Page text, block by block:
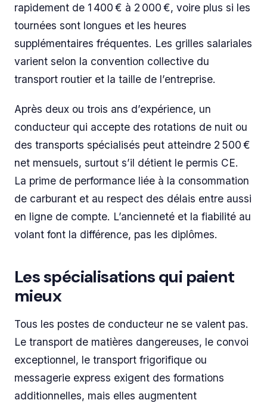
rapidement de 1 400 € à 2 000 €, voire plus si les
tournées sont longues et les heures
supplémentaires fréquentes. Les grilles salariales
varient selon la convention collective du
transport routier et la taille de l’entreprise.
Après deux ou trois ans d’expérience, un
conducteur qui accepte des rotations de nuit ou
des transports spécialisés peut atteindre 2 500 €
net mensuels, surtout s’il détient le permis CE.
La prime de performance liée à la consommation
de carburant et au respect des délais entre aussi
en ligne de compte. L’ancienneté et la fiabilité au
volant font la différence, pas les diplômes.
Les spécialisations qui paient
mieux
Tous les postes de conducteur ne se valent pas.
Le transport de matières dangereuses, le convoi
exceptionnel, le transport frigorifique ou
messagerie express exigent des formations
additionnelles, mais elles augmentent